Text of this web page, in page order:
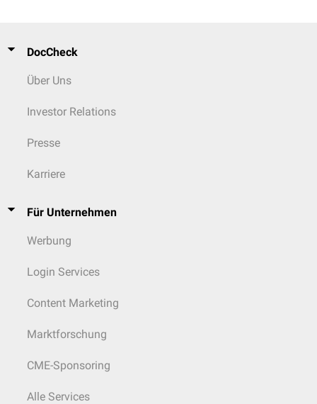
DocCheck
Über Uns
Investor Relations
Presse
Karriere
Für Unternehmen
Werbung
Login Services
Content Marketing
Marktforschung
CME-Sponsoring
Alle Services